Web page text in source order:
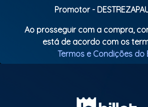
Promotor -
Ao prosseguir com a compra,
está de acordo com os
Termos e Condições do